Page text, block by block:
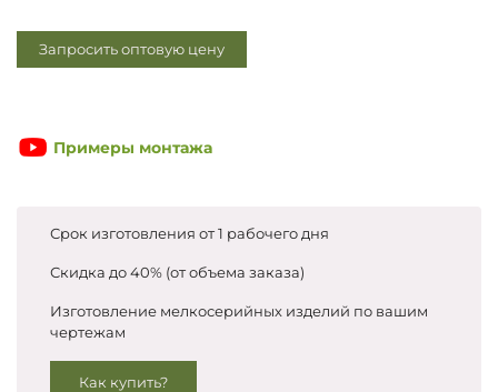
Запросить оптовую цену
Примеры монтажа
Срок изготовления от 1 рабочего дня
Скидка до 40% (от объема заказа)
Изготовление мелкосерийных изделий по вашим
чертежам
Как купить?